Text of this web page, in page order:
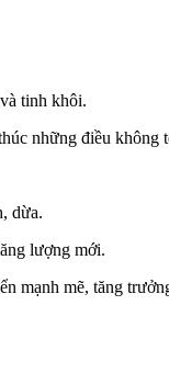
tinh khôi.
những điều không
dừa.
lượng mới.
mạnh mẽ, tăng